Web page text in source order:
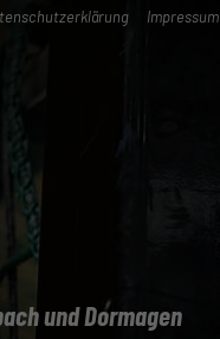
Impressum
und Dormagen